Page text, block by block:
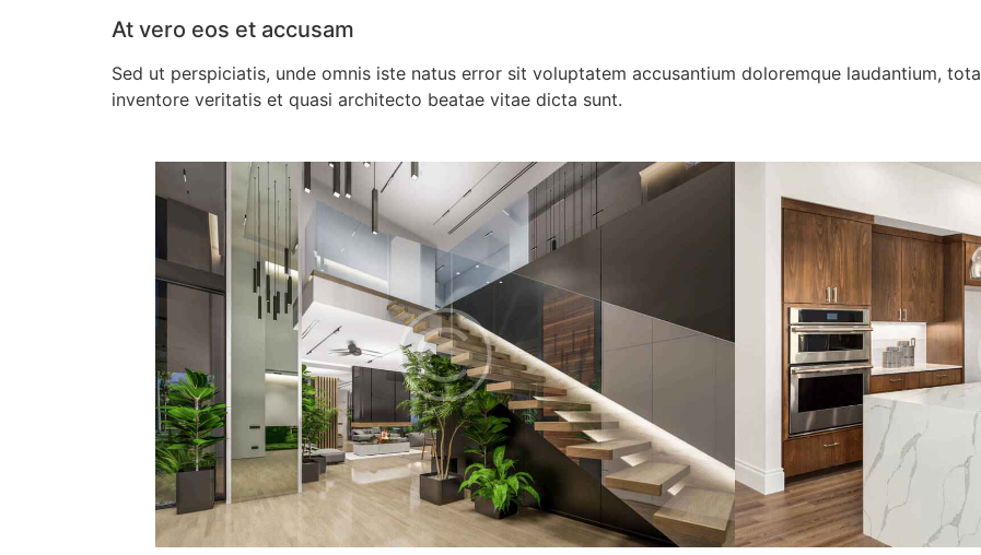
At vero eos et accusam
Sed ut perspiciatis, unde omnis iste natus error sit voluptatem accusantium doloremque laudantium,
inventore veritatis et quasi architecto beatae vitae dicta sunt.